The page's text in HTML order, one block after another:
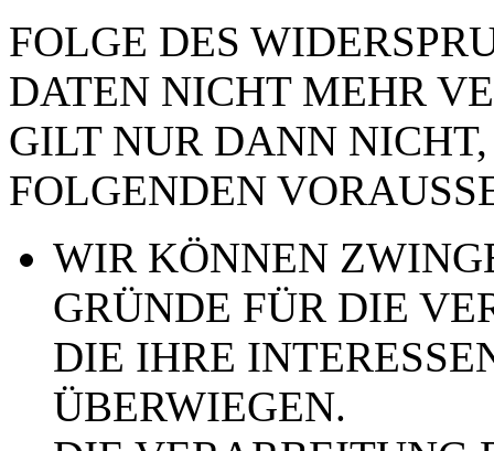
FOLGE DES
DATEN NICHT MEHR
GILT NUR DANN
FOLGENDEN
WIR KÖNNEN
GRÜNDE FÜR DIE
DIE IHRE
ÜBERWIEGEN.